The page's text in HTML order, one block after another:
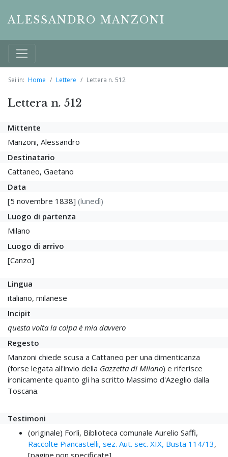
ALESSANDRO MANZONI
Sei in: Home Lettere Lettera n. 512
Lettera n. 512
Mittente
Manzoni, Alessandro
Destinatario
Cattaneo, Gaetano
Data
[5 novembre 1838] (lunedì)
Luogo di partenza
Milano
Luogo di arrivo
[Canzo]
Lingua
italiano, milanese
Incipit
questa volta la colpa è mia davvero
Regesto
Manzoni chiede scusa a Cattaneo per una dimenticanza
(forse legata all'invio della Gazzetta di Milano) e riferisce
ironicamente quanto gli ha scritto Massimo d'Azeglio dalla
Toscana.
Testimoni
(originale) Forlì, Biblioteca comunale Aurelio Saffi,
Raccolte Piancastelli, sez. Aut. sec. XIX, Busta 114/13,